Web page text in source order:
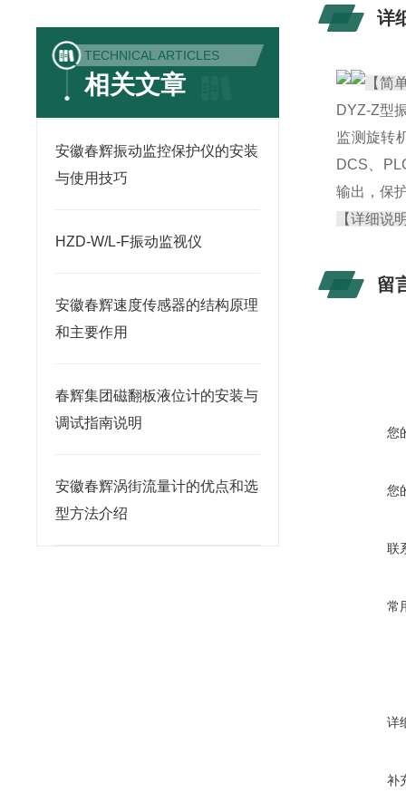
TECHNICAL ARTICLES
相关文章
安徽春辉振动监控保护仪的安装
与使用技巧
HZD-W/L-F振动监视仪
安徽春辉速度传感器的结构原理
和主要作用
春辉集团磁翻板液位计的安装与
调试指南说明
安徽春辉涡街流量计的优点和选
型方法介绍
详
【简
DYZ-Z型
监测旋转
DCS、
输出，保
【详细说
留
您
您
联
常
详
补